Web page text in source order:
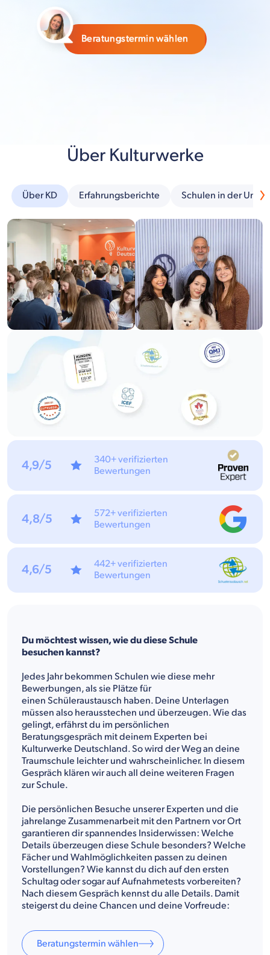
Beratungstermin wählen
Über Kulturwerke
Über KD Erfahrungsberichte Schulen in der
Du möchtest wissen, wie du diese Schule
besuchen kannst?
Jedes Jahr bekommen Schulen wie diese mehr
Bewerbungen, als sie Plätze für
einen Schüleraustausch haben. Deine Unterlagen
müssen also herausstechen und überzeugen. Wie das
gelingt, erfährst du im persönlichen
Beratungsgespräch mit deinem Experten bei
Kulturwerke Deutschland. So wird der Weg an deine
Traumschule leichter und wahrscheinlicher. In diesem
Gespräch klären wir auch all deine weiteren Fragen
zur Schule.
Die persönlichen Besuche unserer Experten und die
jahrelange Zusammenarbeit mit den Partnern vor Ort
garantieren dir spannendes Insiderwissen: Welche
Details überzeugen diese Schule besonders? Welche
Fächer und Wahlmöglichkeiten passen zu deinen
Vorstellungen? Wie kannst du dich auf den ersten
Schultag oder sogar auf Aufnahmetests vorbereiten?
Nach diesem Gespräch kennst du alle Details. Damit
steigerst du deine Chancen und deine Vorfreude:
Beratungstermin wählen
4,9/5
340+ verifizierten
Bewertungen
4,8/5
572+ verifizierten
Bewertungen
4,6/5
442+ verifizierten
Bewertungen